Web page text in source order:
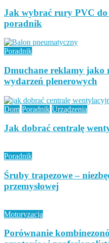
Jak wybrać rury PVC
poradnik
Poradnik
Dmuchane reklamy jako
wydarzeń plenerowych
Dom Poradnik Urządzenia
Jak dobrać centralę
Poradnik
Śruby trapezowe –
przemysłowej
Motoryzacja
Porównanie